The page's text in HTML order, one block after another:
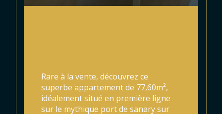
Rare à la vente, découvrez ce
superbe appartement de 77,60m²,
idéalement situé en première ligne
sur le mythique port de sanary sur